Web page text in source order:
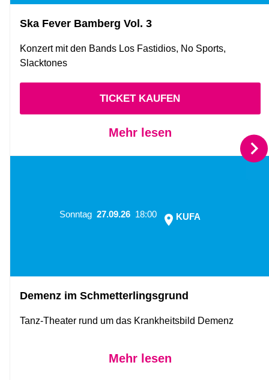
Ska Fever Bamberg Vol. 3
Konzert mit den Bands Los Fastidios, No Sports,
Slacktones
TICKET KAUFEN
Mehr lesen
Sonntag 27.09.26 18:00 KUFA
Demenz im Schmetterlingsgrund
Tanz-Theater rund um das Krankheitsbild Demenz
Mehr lesen